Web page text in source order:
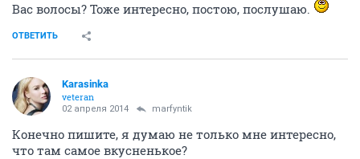
Вас волосы? Тоже интересно, постою, послушаю.
ОТВЕТИТЬ
Karasinka
veteran
02 апреля 2014 marfyntik
Конечно пишите, я думаю не только мне интересно,
что там самое вкусненькое?